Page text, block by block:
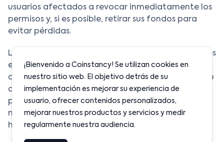
usuarios afectados a revocar inmediatamente los
permisos y, si es posible, retirar sus fondos para
evitar pérdidas.
Los análisis preliminares sugieren que los atacantes
están explotando una vulnerabilidad en los
contratos inteligentes v2, lo que permite el acceso
a fondos depositados en ciertos pools. Las
pérdidas estimadas ya superan los cientos de
millones de dólares, aunque la cifra exacta aún no
ha sido confirmada.
¡Bienvenido a Coinstancy! Se utilizan cookies en
nuestro sitio web. El objetivo detrás de su
implementación es mejorar su experiencia de
usuario, ofrecer contenidos personalizados,
mejorar nuestros productos y servicios y medir
regularmente nuestra audiencia.